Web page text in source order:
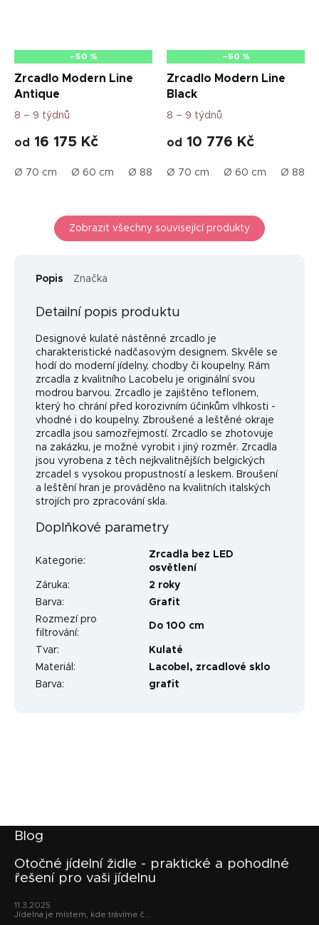
–50 %
Zrcadlo Modern Line
Antique
8 – 9 týdnů
od 16 175 Kč
Ø 70 cm Ø 60 cm Ø 88 cm
–50 %
Zrcadlo Modern Line
Black
8 – 9 týdnů
od 10 776 Kč
Ø 70 cm Ø 60 cm Ø 88
Zobrazit všechny související produkty
Popis Značka
Detailní popis produktu
Designové kulaté nástěnné zrcadlo je
charakteristické nadčasovým designem. Skvěle se
hodí do moderní jídelny, chodby či koupelny. Rám
zrcadla z kvalitního Lacobelu je originální svou
modrou barvou. Zrcadlo je zajištěno teflonem,
který ho chrání před korozivním účinkům vlhkosti -
vhodné i do koupelny. Zbroušené a leštěné okraje
zrcadla jsou samozřejmostí. Zrcadlo se zhotovuje
na zakázku, je možné vyrobit i jiný rozměr. Zrcadla
jsou vyrobena z těch nejkvalitnějších belgických
zrcadel s vysokou propustností a leskem. Broušení
a leštění hran je prováděno na kvalitních italských
strojích pro zpracování skla.
Doplňkové parametry
Kategorie:
Zrcadla bez LED
osvětlení
Záruka:
2 roky
Barva:
Grafit
Rozmezí pro
filtrování:
Do 100 cm
Tvar:
Kulaté
Materiál :
Lacobel, zrcadlové sklo
Barva: grafit
Blog
Otočné jídelní židle - praktické a pohodlné
řešení pro vaši jídelnu
11.3.2025
Jídelna je místem, kde trávíme č...